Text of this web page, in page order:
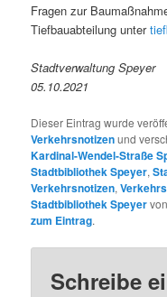
Fragen zur
Tiefbauabteilung unter
Stadtverwaltung Speyer
05.10.2021
Dieser Eintrag wurde
Verkehrsnotizenund
Kardinal-Wendel-Straße
Stadtbibliothek Speyer,
Verkehrsnotizen,
Stadtbibliothek Speyervon
zum Eintrag.
Schreibe